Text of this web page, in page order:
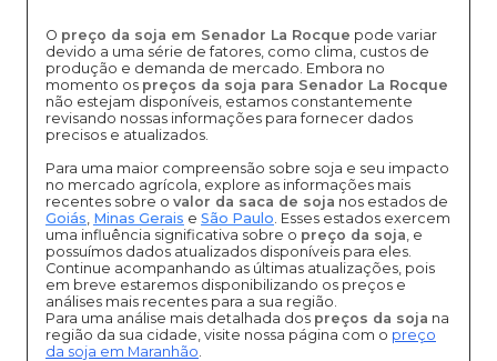
O preço da soja em Senador La Rocque pode variar
devido a uma série de fatores, como clima, custos de
produção e demanda de mercado. Embora no
momento os preços da soja para Senador La Rocque
não estejam disponíveis, estamos constantemente
revisando nossas informações para fornecer dados
precisos e atualizados.
Para uma maior compreensão sobre soja e seu impacto
no mercado agrícola, explore as informações mais
recentes sobre o valor da saca de soja nos estados de
Goiás, Minas Gerais e São Paulo. Esses estados exercem
uma influência significativa sobre o preço da soja, e
possuímos dados atualizados disponíveis para eles.
Continue acompanhando as últimas atualizações, pois
em breve estaremos disponibilizando os preços e
análises mais recentes para a sua região.
Para uma análise mais detalhada dos preços da soja na
região da sua cidade, visite nossa página com o preço
da soja em Maranhão.